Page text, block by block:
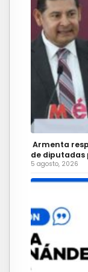
Armenta
de diputadas
5 agosto, 2026